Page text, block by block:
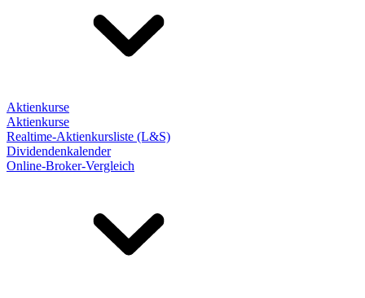
Aktienkurse
Aktienkurse
Realtime-Aktienkursliste (L&S)
Dividendenkalender
Online-Broker-Vergleich